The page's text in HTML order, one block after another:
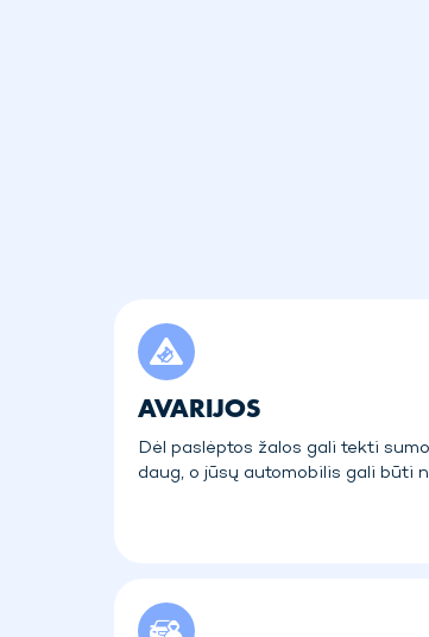
AVARIJOS
Dėl paslėptos žalos gali tekti
daug, o jūsų automobilis gali būti